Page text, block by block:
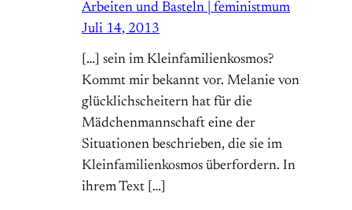
Arbeiten und Basteln | feministmum
Juli 14, 2013
[…] sein im Kleinfamilienkosmos?
Kommt mir bekannt vor. Melanie von
glücklichscheitern hat für die
Mädchenmannschaft eine der
Situationen beschrieben, die sie im
Kleinfamilienkosmos überfordern. In
ihrem Text […]